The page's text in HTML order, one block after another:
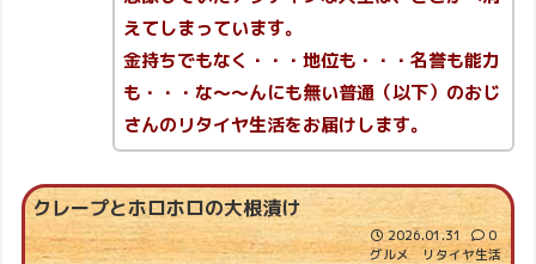
えてしまっています。
金持ちでもなく・・・地位も・・・名誉も能力
も・・・な～～んにも無い普通（以下）のおじ
さんのリタイヤ生活をお届けします。
クレープとホロホロの大根漬け
2026.01.31
0
グルメ
リタイヤ生活